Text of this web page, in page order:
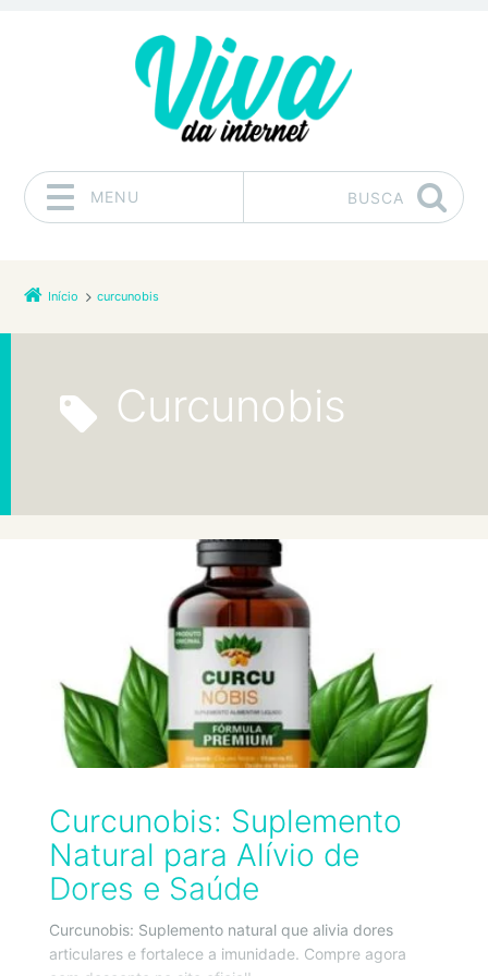
MENU BUSCA
Início curcunobis
curcunobis
Curcunobis: Suplemento
Natural para Alívio de
Dores e Saúde
Curcunobis: Suplemento natural que alivia dores
articulares e fortalece a imunidade. Compre agora